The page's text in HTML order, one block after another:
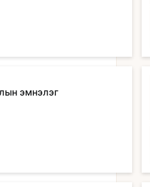
эмнэлэг